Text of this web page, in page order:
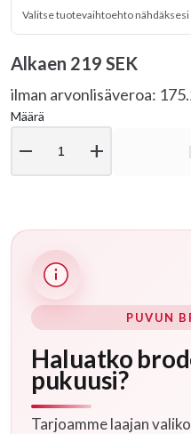
Valitse tuotevaihtoehto nähdäksesi
Alkaen 219 SEK
ilman arvonlisäveroa:
Määrä
remove add
PUVUN
Haluatko
pukuusi?
Tarjoamme laajan